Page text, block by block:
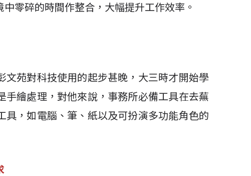
零碎的時間作整合，大幅提升工作效率。
苑對科技使用的起步甚晚，大三時才開始學
繪處理，對他來說，事務所必備工具在去蕪
，如電腦、筆、紙以及可扮演多功能角色的